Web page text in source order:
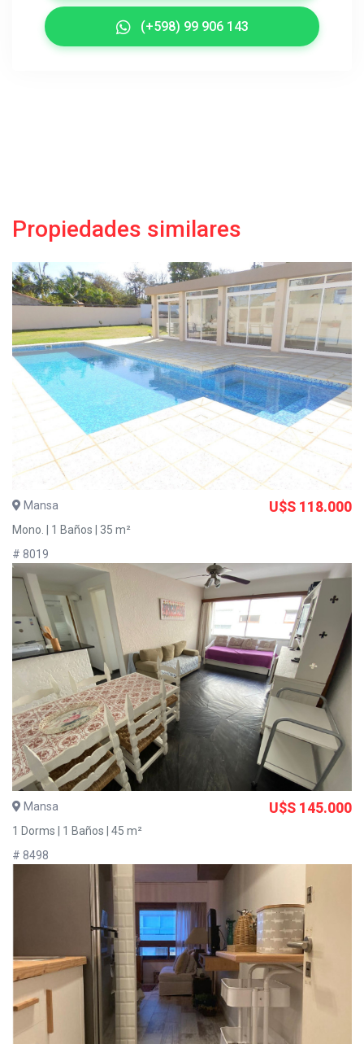
(+598) 99 906 143
Propiedades similares
Mansa U$S 118.000
Mono. | 1 Baños | 35 m²
# 8019
Mansa U$S 145.000
1 Dorms | 1 Baños | 45 m²
# 8498